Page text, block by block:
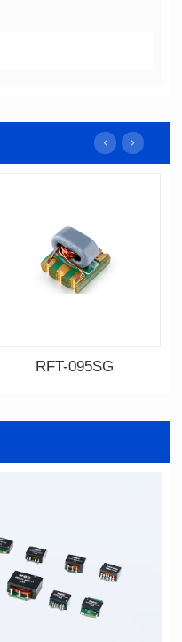
料号: RFT-095SG
RFT-095SG